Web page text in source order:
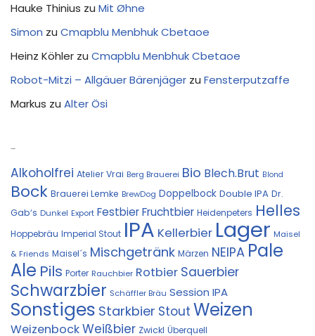
Hauke Thinius zu Mit Øhne
Simon zu Cmapblu Menbhuk Cbetaoe
Heinz Köhler zu Cmapblu Menbhuk Cbetaoe
Robot-Mitzi – Allgäuer Bärenjäger zu Fensterputzaffe
Markus zu Alter Ösi
Alkoholfrei Atelier Vrai Berg Brauerei Bio Blech.Brut Blond
Bock Brauerei Lemke BrewDog Doppelbock Double IPA Dr.
Gab‘s Dunkel Export FestbierFruchtbier Heidenpeters Helles
Hoppebräu Imperial Stout IPA Kellerbier Lager Maisel
& Friends Maisel´s Mischgetränk Märzen NEIPA Pale
Ale Pils Porter Rauchbier Rotbier Sauerbier
Schwarzbier Schäffler Bräu Session IPA
Sonstiges Starkbier Stout Weizen
WeizenbockWeißbier Zwickl Überquell